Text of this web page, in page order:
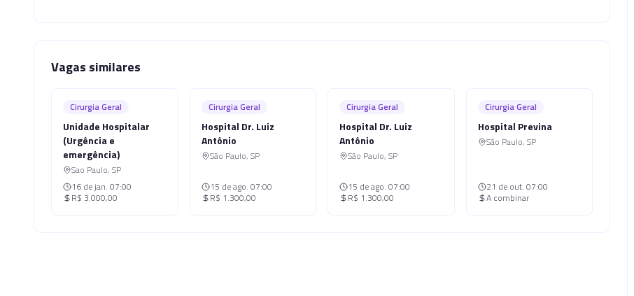
Vagas similares
Cirurgia Geral
Unidade Hospitalar
(Urgência e
emergência)
Sao Paulo, SP
16 de jan. 07:00
R$ 3.000,00
Cirurgia Geral
Hospital Dr. Luiz
Antônio
São Paulo, SP
15 de ago. 07:00
R$ 1.300,00
Cirurgia Geral
Hospital Dr. Luiz
Antônio
São Paulo, SP
15 de ago. 07:00
R$ 1.300,00
Cirurgia Geral
Hospital Previna
São Paulo, SP
21 de out. 07:00
A combinar